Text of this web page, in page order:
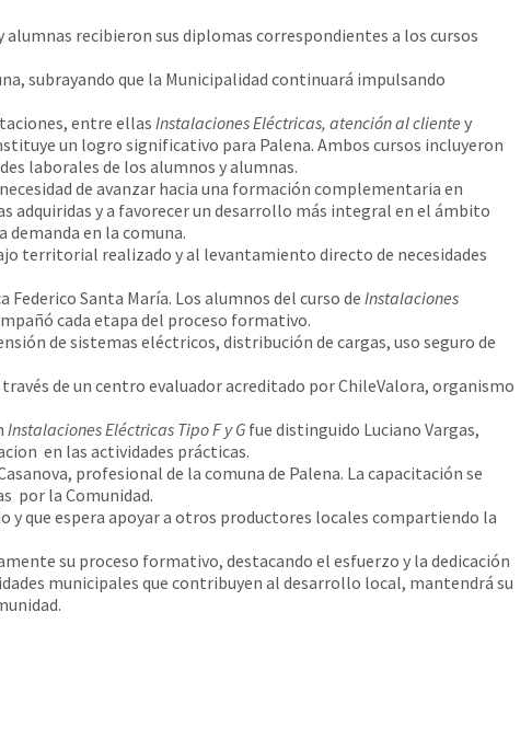
recibieron sus diplomas correspondientes a los cursos
subrayando que la Municipalidad continuará impulsando
entre ellas Instalaciones Eléctricas, atención al cliente y
un logro significativo para Palena. Ambos cursos incluyeron
laborales de los alumnos y alumnas.
de avanzar hacia una formación complementaria en
y a favorecer un desarrollo más integral en el ámbito
en la comuna.
territorial realizado y al levantamiento directo de necesidades
Santa María. Los alumnos del curso de Instalaciones
cada etapa del proceso formativo.
de sistemas eléctricos, distribución de cargas, uso seguro de
de un centro evaluador acreditado por ChileValora, organismo
Instalaciones Eléctricas Tipo F y G fue distinguido Luciano Vargas,
en las actividades prácticas.
profesional de la comuna de Palena. La capacitación se
por la Comunidad.
que espera apoyar a otros productores locales compartiendo la
su proceso formativo, destacando el esfuerzo y la dedicación
municipales que contribuyen al desarrollo local, mantendrá su